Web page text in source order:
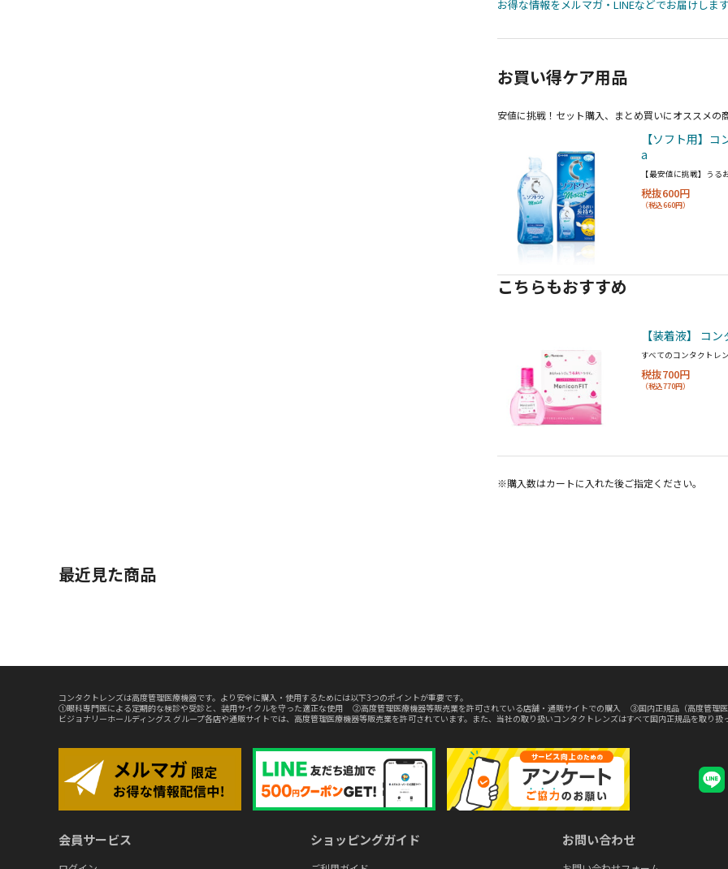
お得な情報をメルマガ・LINEなどでお届けしま
お買い得ケア用品
安値に挑戦！セット購入、まとめ買いにオススメの
【ソフト用】
a
【最安値に挑戦】うる
税抜600円
（税込660円）
こちらもおすすめ
【装着液】 コ
すべてのコンタクトレ
税抜700円
（税込770円）
※購入数はカートに入れた後ご指定ください。
最近見た商品
コンタクトレンズは高度管理医療機器です。より安全に購入・使用するためには以下3つのポイントが重要です。
①眼科専門医による定期的な検診や受診と、装用サイクルを守った適正な使用 ②高度管理医療機器等販売業を許可されている店舗・通販サイトでの購入 ③国内正規品（高度管理
ビジョナリーホールディングス グループ各店や通販サイトでは、高度管理医療機器等販売業を許可されています。また、当社の取り扱いコンタクトレンズはすべて国内正規品を取り
会員サービス ショッピングガイド お問い合わせ